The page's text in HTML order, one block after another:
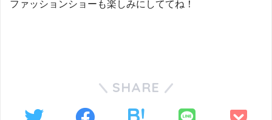
ファッションショーも楽しみにしててね！
SHARE